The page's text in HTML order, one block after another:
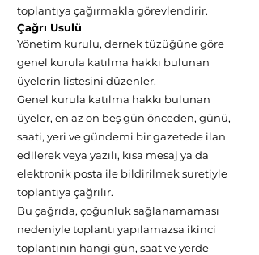
toplantıya çağırmakla görevlendirir.
Çağrı Usulü
Yönetim kurulu, dernek tüzüğüne göre
genel kurula katılma hakkı bulunan
üyelerin listesini düzenler.
Genel kurula katılma hakkı bulunan
üyeler, en az on beş gün önceden, günü,
saati, yeri ve gündemi bir gazetede ilan
edilerek veya yazılı, kısa mesaj ya da
elektronik posta ile bildirilmek suretiyle
toplantıya çağrılır.
Bu çağrıda, çoğunluk sağlanamaması
nedeniyle toplantı yapılamazsa ikinci
toplantının hangi gün, saat ve yerde